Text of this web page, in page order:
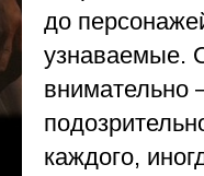
до
узнаваемые.
внимательно
каждого,